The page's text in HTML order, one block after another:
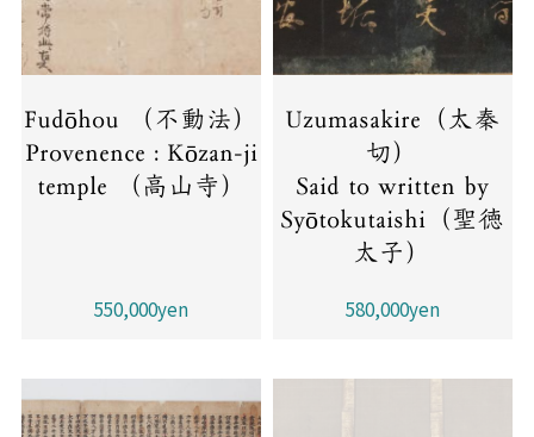
Fudōhou （不動法）
Provenence : Kōzan-ji
temple （高山寺）
550,000yen
Uzumasakire（太秦
切）
Said to written by
Syōtokutaishi（聖徳
太子）
580,000yen